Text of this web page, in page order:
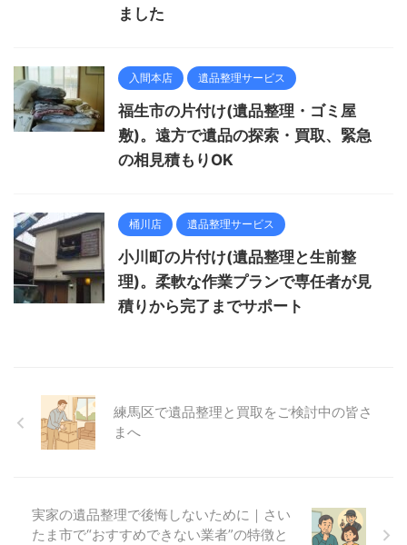
ました
入間本店 遺品整理サービス
福生市の片付け(遺品整理・ゴミ屋
敷)。遠方で遺品の探索・買取、緊急
の相見積もりOK
桶川店 遺品整理サービス
小川町の片付け(遺品整理と生前整
理)。柔軟な作業プランで専任者が見
積りから完了までサポート
練馬区で遺品整理と買取をご検討中の皆さ
まへ
実家の遺品整理で後悔しないために｜さい
たま市で“おすすめできない業者”の特徴と